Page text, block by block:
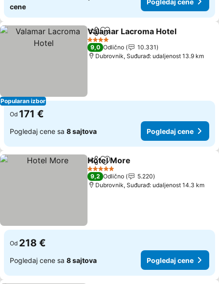
cene
Popularan izbor
Deli Dodati u favorite
Valamar Lacroma Hotel
4 Zvezdice
9,0 Odlično
10.331
Dubrovnik, Suđurađ: udaljenost 13.9 km
Od 171 €
Pogledaj cene sa 8 sajtova Pogledaj cene
Deli Dodati u favorite
Hotel More
5 Zvezdice
9,2 Odlično
5.220
Dubrovnik, Suđurađ: udaljenost 14.3 km
Od 218 €
Pogledaj cene sa 8 sajtova Pogledaj cene